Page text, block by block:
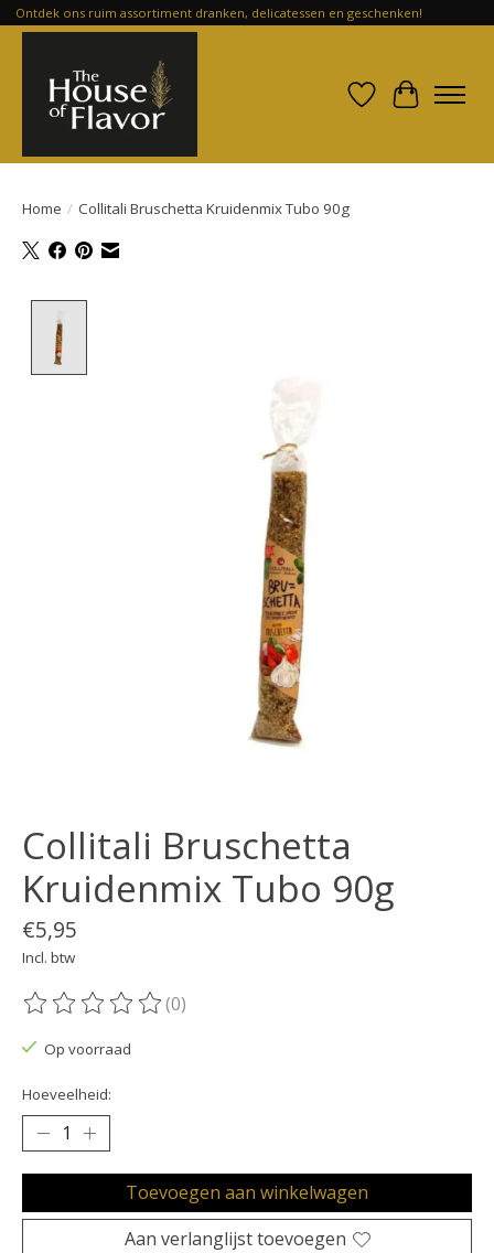
Ontdek ons ruim assortiment dranken, delicatessen en geschenken!
Verlanglijst
Home / Collitali Bruschetta Kruidenmix Tubo 90g
Collitali Bruschetta
Kruidenmix Tubo 90g
€5,95
Incl. btw
De beoordeling van dit product is
(0)
Op voorraad
Hoeveelheid:
Toevoegen aan winkelwagen
Aan verlanglijst toevoegen